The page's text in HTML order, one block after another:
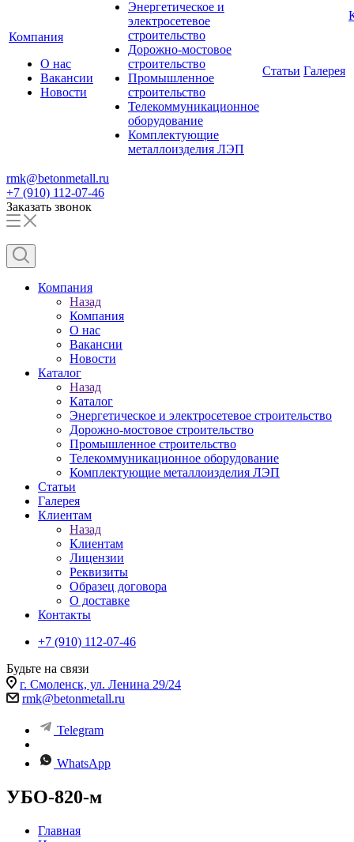
Компания
О нас
Вакансии
Новости
Энергетическое и
электросетевое
строительство
Дорожно-мостовое
строительство
Промышленное
строительство
Телекоммуникационное
оборудование
Комплектующие
металлоизделия ЛЭП
Статьи Галерея
rmk@betonmetall.ru
+7 (910) 112-07-46
Заказать звонок
Компания
Назад
Компания
О нас
Вакансии
Новости
Каталог
Назад
Каталог
Энергетическое и электросетевое строительство
Дорожно-мостовое строительство
Промышленное строительство
Телекоммуникационное оборудование
Комплектующие металлоизделия ЛЭП
Статьи
Галерея
Клиентам
Назад
Клиентам
Лицензии
Реквизиты
Образец договора
О доставке
Контакты
+7 (910) 112-07-46
Будьте на связи
г. Смоленск, ул. Ленина 29/24
rmk@betonmetall.ru
Telegram
WhatsApp
УБО-820-м
Главная